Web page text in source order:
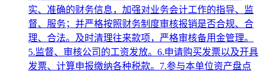
实、准确的财务信息，加强对业务会计工作的指导、监
督、服务；并严格按照财务制度审核报销是否合规、合
理、合法。及时清理往来款项，严格审核备用金管理。
5.监督、审核公司的工资发放。6.申请购买发票以及开具
发票、计算申报缴纳各种税款。7.参与本单位资产盘点